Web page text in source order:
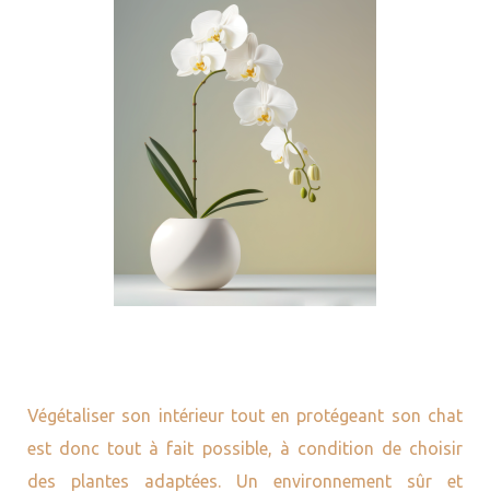
Végétaliser son intérieur tout en protégeant son chat
est donc tout à fait possible, à condition de choisir
des plantes adaptées. Un environnement sûr et